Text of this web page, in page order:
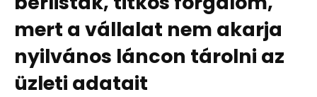
mert a vállalat nem akarja
nyilvános láncon tárolni az
üzleti adatait